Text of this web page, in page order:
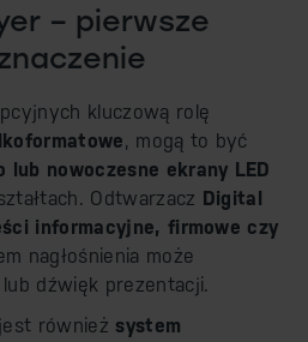
– pierwsze
kluczową rolę
, mogą to być
lub nowoczesne ekrany LED
Odtwarzacz Digital
informacyjne, firmowe czy
nagłośnienia może
dźwięk prezentacji.
również system